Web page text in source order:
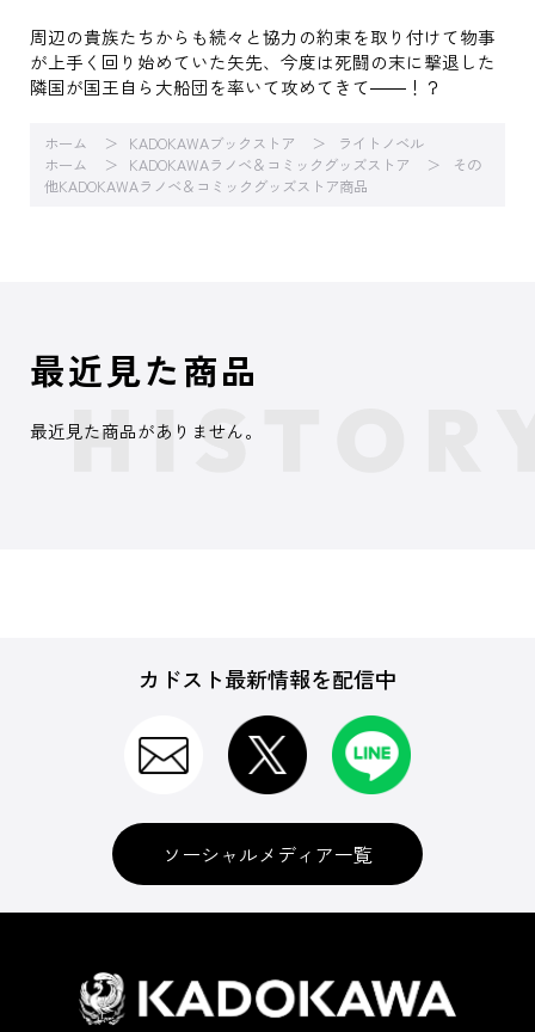
周辺の貴族たちからも続々と協力の約束を取り付けて物事
が上手く回り始めていた矢先、今度は死闘の末に撃退した
隣国が国王自ら大船団を率いて攻めてきて――！？
ホーム KADOKAWAブックストア
ライトノベル
ホーム
KADOKAWAラノベ＆コミックグッズストア
その
他KADOKAWAラノベ＆コミックグッズストア商品
最近見た商品
最近見た商品がありません。
カドスト最新情報を配信中
ソーシャルメディア一覧